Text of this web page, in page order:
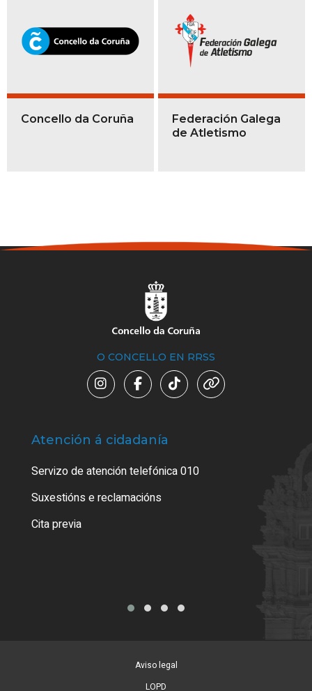
Concello da Coruña
Federación Galega
de Atletismo
O CONCELLO EN RRSS
Atención á cidadanía
Servizo de atención telefónica 010
Suxestións e reclamacións
Cita previa
Aviso legal
LOPD